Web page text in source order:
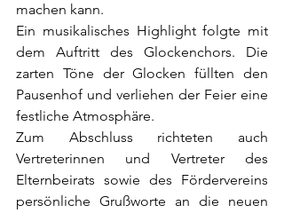
machen kann.
Ein musikalisches Highlight folgte mit
dem Auftritt des Glockenchors. Die
zarten Töne der Glocken füllten den
Pausenhof und verliehen der Feier eine
festliche Atmosphäre.
Zum Abschluss richteten auch
Vertreterinnen und Vertreter des
Elternbeirats sowie des Fördervereins
persönliche Grußworte an die neuen